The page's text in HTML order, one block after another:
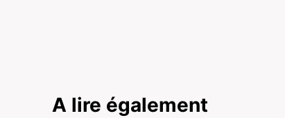
A lire également